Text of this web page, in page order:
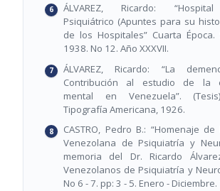
ÁLVAREZ, Ricardo:
Psiquiátrico (Apuntes para su
de los Hospitales” Cuarta Época.
1938. No 12. Año XXXVII.
ÁLVAREZ, Ricardo: “La
Contribución al estudio de la
mental en Venezuela”.
Tipografía Americana, 1926.
CASTRO, Pedro B.: “Homenaje
Venezolana de Psiquiatría y
memoria del Dr. Ricardo
Venezolanos de Psiquiatría y
No 6 - 7. pp: 3 - 5. Enero -